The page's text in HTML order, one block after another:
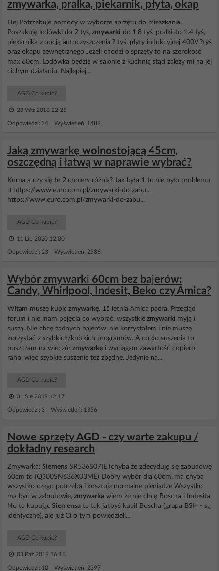
zmywarka, pralka, piekarnik, płyta, okap
Hej Potrzebuje pomocy w wyborze sprzętu do mieszkania.
Poszukuję lodówki do 2 tyś, zmywarki do 1.8 tyś ,pralki do 1.4 tyś,
piekarnika z opcją autoczyszczenia ? tyś, płyty indukcyjnej 400V ?tyś
oraz okapu zewnętrznego Jeżeli chodzi o sprzęty to na szerokość
max 60cm. Lodówka będzie w salonie z kuchnią stąd zależy mi na jej
cichym działaniu. Najlepiej...
AGD Co kupić?
28 Wrz 2018 22:25
Odpowiedzi: 24 Wyświetleń: 1482
Jaką zmywarkę wolnostojącą 45cm,
oszczędną i łatwą w naprawie wybrać?
Kurna a czy się te 2 cholery różnią? Jak była 1 to nie było problemu
:) https://www.euro.com.pl/zmywarki-do-zabu...
https://www.euro.com.pl/zmywarki-do-zabu...
AGD Co kupić?
11 Lip 2020 12:00
Odpowiedzi: 23 Wyświetleń: 2586
Wybór zmywarki 60cm bez bajerów:
Candy, Whirlpool, Indesit, Beko czy Amica?
Witam muszę kupić zmywarkę. 15 letnia Amica padła. Przegląd
forum i nie mam pojęcia co wybrać, wszystkie zmywarki myją i
suszą. Nie chcę żadnych bajerów, nie korzystałem i nie muszę
korzystać z szybkich/krótkich programów. A co do suszenia to
puszczam na wieczór zmywarkę i wyciągam zawartość dopiero
rano, więc szybkie suszenie też zbędne. Jedynie na...
AGD Co kupić?
31 Sie 2019 12:17
Odpowiedzi: 3 Wyświetleń: 1356
Nowe sprzęty AGD - czy warte zakupu /
dokładny research
Zmywarka: Siemens SR536S07IE (chyba że zdecyduję się zabudowę
60cm to IQ300SN636X03ME) Dobry wybór dla 60cm, ma chyba
wszystko czego potrzeba i kosztuje normalne pieniądze Wszystko
ma być w zabudowie, zmywarka wiem że nie chcę Boscha i Indesita
No to kupując Siemensa to tak jakbyś kupił Boscha (grupa BSH - są
identyczne), ale już Ci o tym powiedzieli...
AGD Co kupić?
03 Paź 2019 16:18
Odpowiedzi: 10 Wyświetleń: 2397